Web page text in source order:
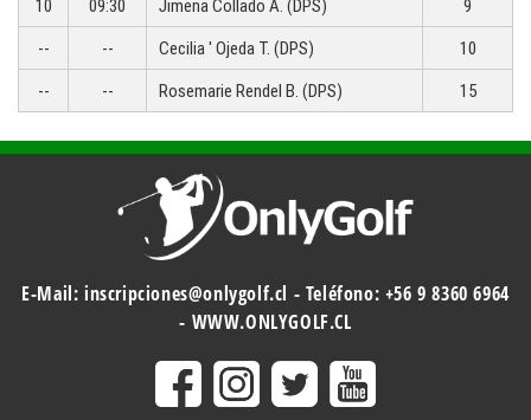
10
09:30 Jimena Collado A. (DPS)
9
--
-- Cecilia ' Ojeda T. (DPS)
10
--
-- Rosemarie Rendel B. (DPS) 15
E-Mail: inscripciones@onlygolf.cl - Teléfono: +56 9 8360 6964
- WWW.ONLYGOLF.CL